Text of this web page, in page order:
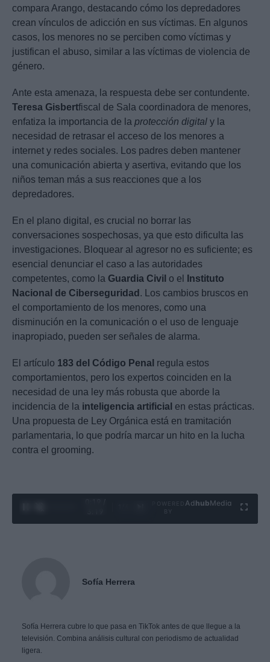
compara Arango, destacando cómo los depredadores
crean vínculos de adicción en sus víctimas. En algunos
casos, los menores no se perciben como víctimas y
justifican el abuso, similar a las víctimas de violencia de
género.
Ante esta amenaza, la respuesta debe ser contundente.
Teresa Gisbertfiscal de Sala coordinadora de menores,
enfatiza la importancia de la protección digital y la
necesidad de retrasar el acceso de los menores a
internet y redes sociales. Los padres deben mantener
una comunicación abierta y asertiva, evitando que los
niños teman más a sus reacciones que a los
depredadores.
En el plano digital, es crucial no borrar las
conversaciones sospechosas, ya que esto dificulta las
investigaciones. Bloquear al agresor no es suficiente; es
esencial denunciar el caso a las autoridades
competentes, como la Guardia Civil o el
Instituto
Nacional de Ciberseguridad . Los cambios bruscos en
el comportamiento de los menores, como una
disminución en la comunicación o el uso de lenguaje
inapropiado, pueden ser señales de alarma.
El artículo 183 del Código Penal regula estos
comportamientos, pero los expertos coinciden en la
necesidad de una ley más robusta que aborde la
incidencia de la inteligencia artificial en estas prácticas.
Una propuesta de Ley Orgánica está en tramitación
parlamentaria, lo que podría marcar un hito en la lucha
contra el grooming.
Ad hubMedia
Sofía Herrera
Sofía Herrera cubre lo que pasa en TikTok antes de que llegue a la
televisión. Combina análisis cultural con periodismo de actualidad
ligera.